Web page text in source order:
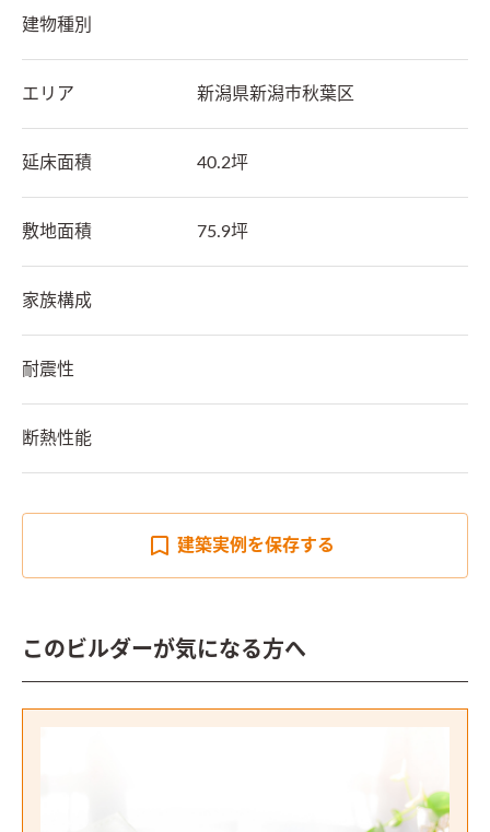
建物種別
エリア 新潟県新潟市秋葉区
延床面積 40.2坪
敷地面積 75.9坪
家族構成
耐震性
断熱性能
建築実例を保存する
このビルダーが気になる方へ